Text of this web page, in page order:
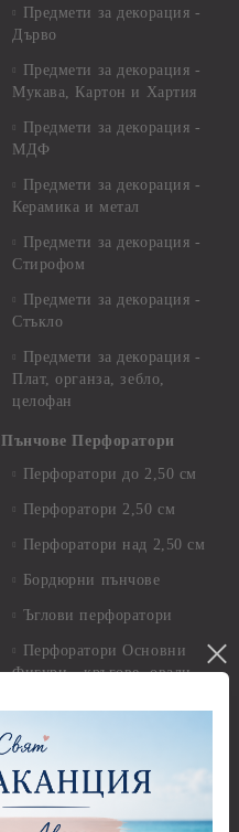
Предмети за декорация -
Дърво
Предмети за декорация -
Мукава, Картон и Хартия
Предмети за декорация -
МДФ
Предмети за декорация -
Керамика и метал
Предмети за декорация -
Стирофом
Предмети за декорация -
Стъкло
Предмети за декорация -
Плат, органза, зебло,
целофан
Пънчове Перфоратори
Перфоратори до 2,50 см
Перфоратори 2,50 см
Перфоратори над 2,50 см
Бордюрни пънчове
Ъглови перфоратори
Перфоратори Основни
Фигури - кръгове, овали
Перфоратори - Сърца и
Перфоратори - Цветя, листа
и клонки
Перфоратори - Детски